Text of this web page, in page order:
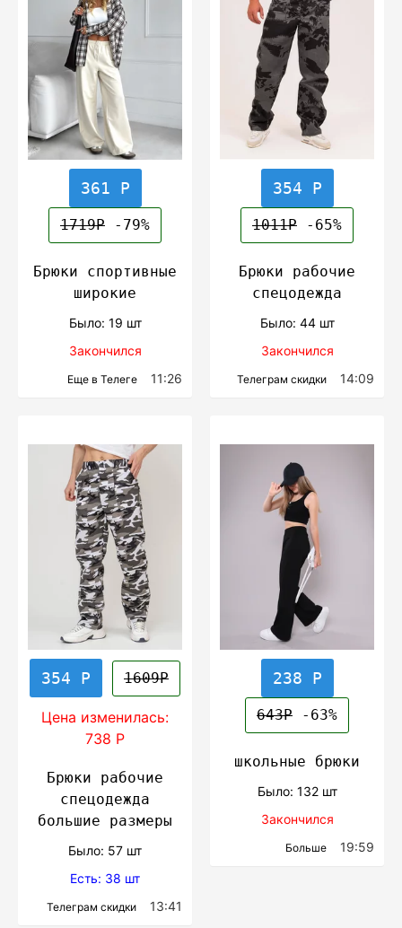
361 Р
1719Р -79%
Брюки спортивные
широкие
Было: 19 шт
Закончился
Еще в Телеге 11:26
354 Р
1011Р -65%
Брюки рабочие
спецодежда
Было: 44 шт
Закончился
Телеграм скидки 14:09
354 Р 1609Р
Цена изменилась:
738 Р
Брюки рабочие
спецодежда
большие размеры
Было: 57 шт
Есть: 38 шт
Телеграм скидки 13:41
238 Р
643Р -63%
школьные брюки
Было: 132 шт
Закончился
Больше 19:59